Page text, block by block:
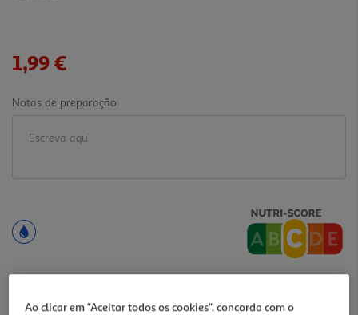
1,99 €
Notas de preparação
Ao clicar em "Aceitar todos os cookies", concorda com o